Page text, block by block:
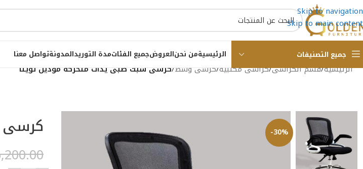
Skip to navigation
Skip to main content
جميع التصنيفات الرئيسيةمن نحنالعروضجميع الفئاتمدة التوريدالمدونةتواصل معنا
الرئيسية/قسم الكراسى/كراسى مكتبية/كرسى وسط/كرسى شبك طبى يدات متحركة موديل تويتا
-30% كرسى